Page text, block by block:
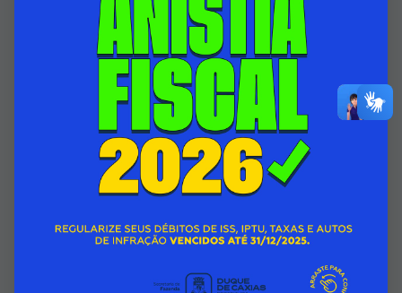
06/08/2026 00:00
SECRETARIA MUNICIPAL DE ASSISTÊNCIA SOCIAL E DIREITOS
Acessar Notícia